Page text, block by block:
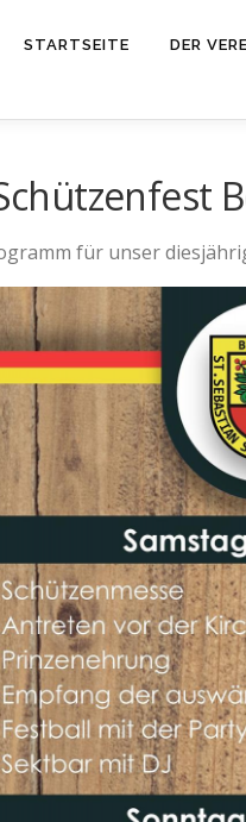
STARTSEITE DER
für unser